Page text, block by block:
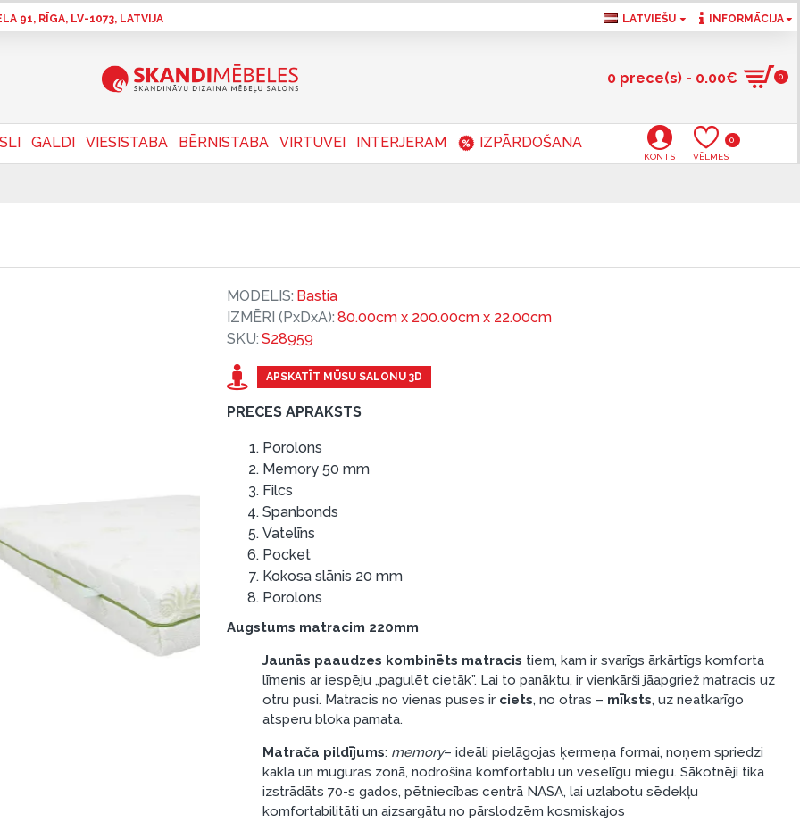
91, RĪGA, LV-1073, LATVIJA LATVIEŠU INFORMĀCIJA
0 prece(s) - 0.00€ 0
GALDI VIESISTABA BĒRNISTABA VIRTUVEI INTERJERAM IZPĀRDOŠANA
KONTS VĒLMES
0
APSKATĪT MŪSU SALONU 3D
PRECES APRAKSTS
Porolons
Memory 50 mm
Filcs
Spanbonds
Vatelīns
Pocket
Kokosa slānis 20 mm
Porolons
Augstums matracim 220mm
Jaunās paaudzes kombinēts matracis tiem, kam ir svarīgs ārkārtīgs komforta
līmenis ar iespēju „pagulēt cietāk”. Lai to panāktu, ir vienkārši jāapgriež matracis uz
otru pusi. Matracis no vienas puses ir ciets, no otras – mīksts, uz neatkarīgo
atsperu bloka pamata.
Matrača pildījums: memory– ideāli pielāgojas ķermeņa formai, noņem spriedzi
kakla un muguras zonā, nodrošina komfortablu un veselīgu miegu. Sākotnēji tika
izstrādāts 70-s gados, pētniecības centrā NASA, lai uzlabotu sēdekļu
komfortabilitāti un aizsargātu no pārslodzēm kosmiskajos
MODELIS: Bastia
IZMĒRI (PxDxA): 80.00cm x 200.00cm x 22.00cm
SKU: S28959